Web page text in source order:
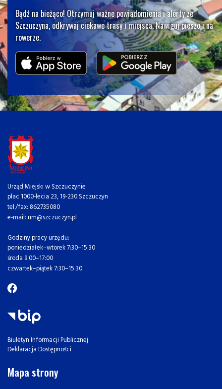
Bądź na bieżąco! Otrzymuj ważne powiadomienia i alerty ze
Szczuczyna, odkrywaj ciekawe trasy i miejsca. Nawiguj pieszo i na
rowerze.
Urząd Miejski w Szczuczynie
plac 1000-lecia 23, 19-230 Szczuczyn
tel./fax: 862735080
e-mail: um@szczuczyn.pl
Godziny pracy urzędu:
poniedziałek–wtorek 7:30–15:30
środa 9:00–17:00
czwartek–piątek 7:30–15:30
Biuletyn Informacji Publicznej
Deklaracja Dostępności
Mapa strony